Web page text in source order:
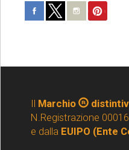
Il Marchio
N.Registrazione
e dalla EUIPO (Ente